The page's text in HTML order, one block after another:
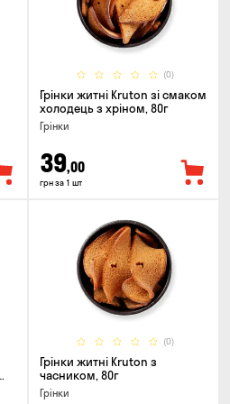
(0)
Грінки житні Kruton зі смаком
холодець з хріном, 80г
Грінки
39,00
грн за 1 шт
(0)
Грінки житні Kruton з
часником, 80г
Грінки